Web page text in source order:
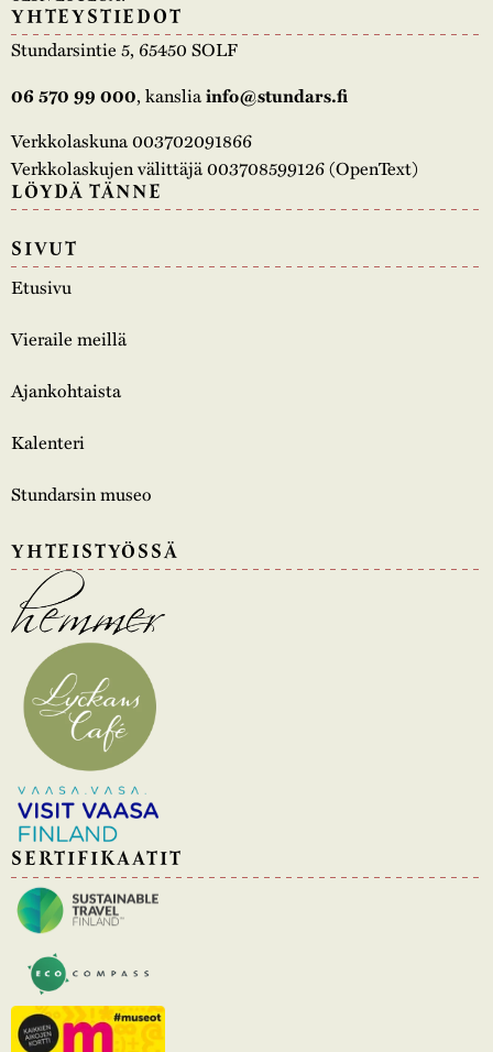
YHTEYSTIEDOT
Stundarsintie 5, 65450 SOLF
06 570 99 000, kansliainfo@stundars.fi
Verkkolaskuna 003702091866
Verkkolaskujen välittäjä 003708599126 (OpenText)
LÖYDÄ TÄNNE
SIVUT
Etusivu
Vieraile meillä
Ajankohtaista
Kalenteri
Stundarsin museo
YHTEISTYÖSSÄ
SERTIFIKAATIT